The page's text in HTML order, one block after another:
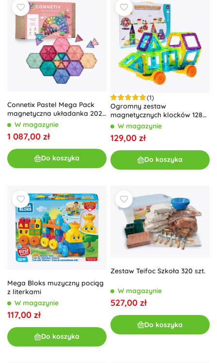
Connetix Pastel Mega Pack
magnetyczna układanka 202
elementy
W magazynie
1 087,00 zł
Do koszyka
(1)
Ogromny zestaw
magnetycznych klocków 128
sztuk
W magazynie
129,00 zł
Do koszyka
Mega Bloks muzyczny pociąg
z literkami
W magazynie
117,00 zł
Do koszyka
Zestaw Teifoc Szkoła 320 szt.
W magazynie
527,00 zł
Do koszyka